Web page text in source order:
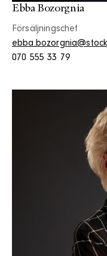
Ebba Bozorgnia
Försäljningschef
070 555 33 79